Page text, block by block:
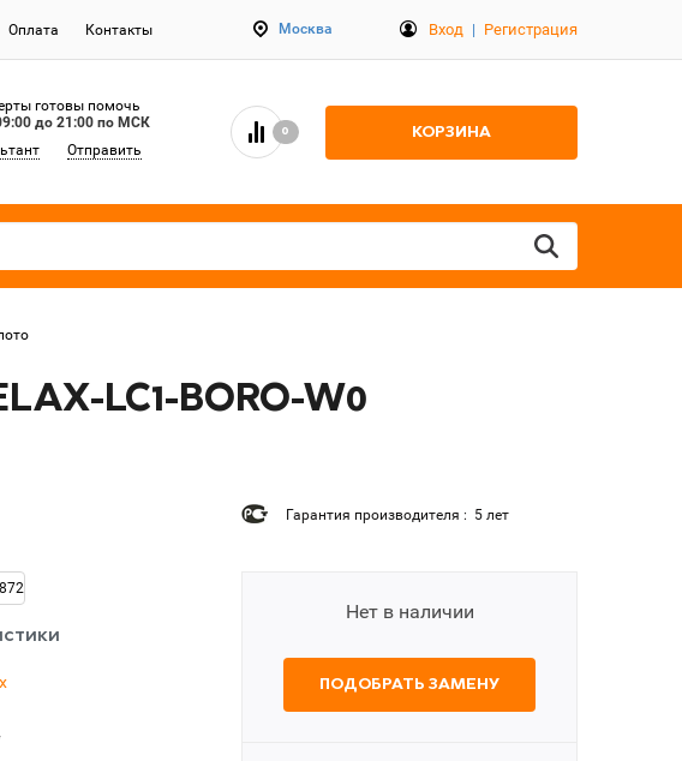
Оплата Контакты Москва Вход | Регистрация
готовы помочь
до 21:00 по МСК
Отправить
0 КОРЗИНА
LC1-BORO-W0
Гарантия производителя : 5 лет
Нет в наличии
ПОДОБРАТЬ ЗАМЕНУ